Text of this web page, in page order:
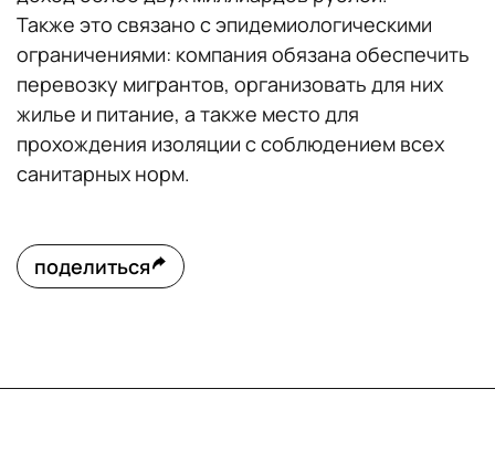
Также это связано с эпидемиологическими
ограничениями: компания обязана обеспечить
перевозку мигрантов, организовать для них
жилье и питание, а также место для
прохождения изоляции с соблюдением всех
санитарных норм.
поделиться